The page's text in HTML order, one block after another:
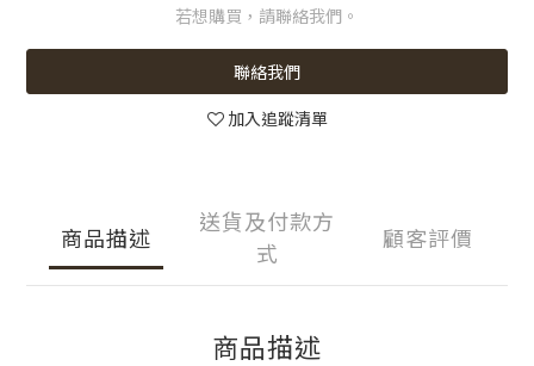
若想購買，請聯絡我們。
聯絡我們
加入追蹤清單
商品描述
送貨及付款方
式
顧客評價
商品描述